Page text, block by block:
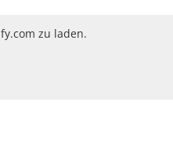
zu laden.